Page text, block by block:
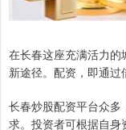
在长春这座充满活力
新途径。配资，即通过
长春炒股配资平台众
求。投资者可根据自